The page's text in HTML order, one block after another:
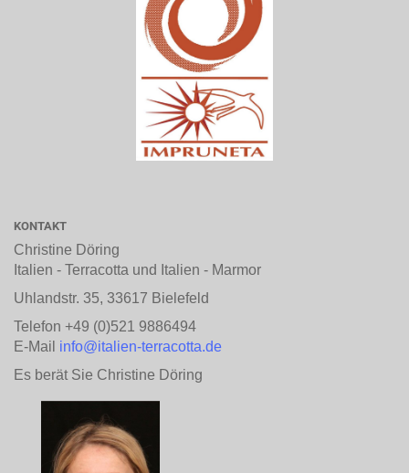
KONTAKT
Christine Döring
Italien - Terracotta und Italien - Marmor
Uhlandstr. 35, 33617 Bielefeld
Telefon +49 (0)521 9886494
E-Mail info@italien-terracotta.de
Es berät Sie Christine Döring